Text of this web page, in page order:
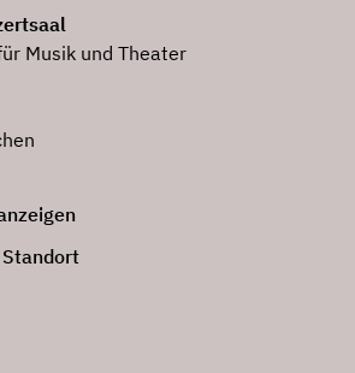
Musik und Theater